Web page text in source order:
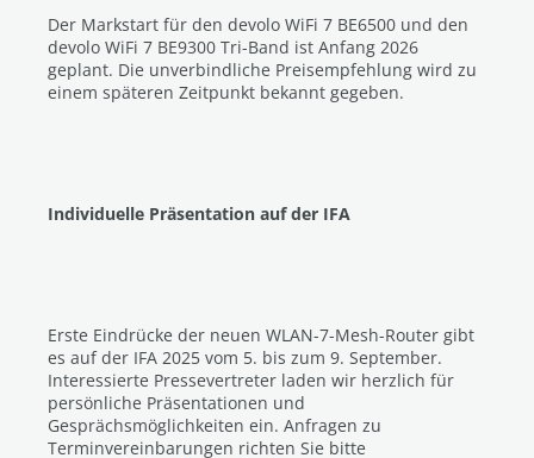
Der Markstart für den devolo WiFi 7 BE6500 und den
devolo WiFi 7 BE9300 Tri-Band ist Anfang 2026
geplant. Die unverbindliche Preisempfehlung wird zu
einem späteren Zeitpunkt bekannt gegeben.
Individuelle Präsentation auf der IFA
Erste Eindrücke der neuen WLAN-7-Mesh-Router gibt
es auf der IFA 2025 vom 5. bis zum 9. September.
Interessierte Pressevertreter laden wir herzlich für
persönliche Präsentationen und
Gesprächsmöglichkeiten ein. Anfragen zu
Terminvereinbarungen richten Sie bitte